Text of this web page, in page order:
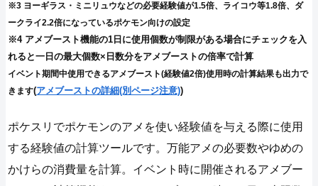
※3 ヨーギラス・ミニリュウなどの必要経験値が1.5倍、ライコウ等1.8倍、ダ
ークライ2.2倍になっているポケモン向けの設定
※4 アメブースト機能の1日に使用個数が制限がある場合にチェックを入
れると一日の最大個数×日数分をアメブーストの倍率で計算
イベント期間中使用できるアメブースト(経験値2倍)使用時の計算結果も出力で
きます(アメブーストの詳細(別ページ注意))
ポケスリでポケモンのアメを使い経験値を与える際に使用
する経験値の計算ツールです。万能アメの必要数やゆめの
かけらの消費量を計算。イベント時に開催されるアメブー